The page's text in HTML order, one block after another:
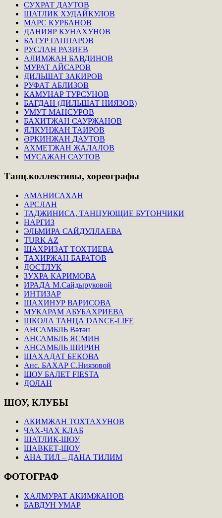
СУХРАТ ДАУТОВ
ШАТЛИК ХУДАЙКУЛОВ
МАРС КУРБАНОВ
ДАНИЯР КУНАХУНОВ
БАТУР ГАППАРОВ
РУСЛАН РАЗИЕВ
АЛИМЖАН БАВДИНОВ
МУРАТ АЙСАРОВ
ДИЛЬШАТ ЗАКИРОВ
РУФАТ АБЛИЗОВ
КАМУНАР ТУРСУНОВ
БАГДАН (ДИЛЬШАТ НИЯЗОВ)
УМУТ МАНСУРОВ
БАХИТЖАН САУРЖАНОВ
ЯЛКУНЖАН ТАИРОВ
ӘРКИНЖАН ДАУТОВ
АХМЕТЖАН ЖАЛАЛОВ
МУСАЖАН САУТОВ
Танц.коллективы, хореографы
АМАНИСАХАН
АРСЛАН
ТАДЖИНИСА, ТАНЦУЮЩИЕ БУТОНЧИКИ
НАРГИЗ
ЭЛЬМИРА САЙДУЛЛАЕВА
TURK AZ
ШАХРИЗАТ ТОХТИЕВА
ТАХИРЖАН БАРАТОВ
ДОСТЛУК
ЗУХРА КАРИМОВА
ИРАДА М.Сайдыруковой
ИНТИЗАР
ШАХИНУР ВАРИСОВА
МУКАРАМ АБУБАХРИЕВА
ШКОЛА ТАНЦА DANCE-LIFE
АНСАМБЛЬ Вәтән
АНСАМБЛЬ ЯСМИН
АНСАМБЛЬ ШИРИН
ШАХАДАТ БЕКОВА
Анс. БАХАР С.Ниязовой
ШОУ БАЛЕТ FIESTA
ДОЛАН
ШОУ, КЛУБЫ
АКИМЖАН ТОХТАХУНОВ
ЧАХ-ЧАХ КЛАБ
ШАТЛИК-ШОУ
ШАВКЕТ-ШОУ
АНА ТИЛ – ДАНА ТИЛИМ
ФОТОГРАФ
ХАЛМУРАТ АКИМЖАНОВ
БАВДУН УМАР